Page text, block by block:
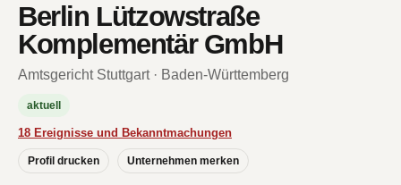
Berlin Lützowstraße
Komplementär GmbH
Amtsgericht Stuttgart · Baden-Württemberg
aktuell
18 Ereignisse und Bekanntmachungen
Profil drucken Unternehmen merken